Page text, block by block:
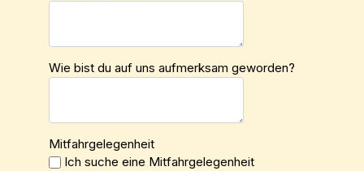
Wie bist du auf uns aufmerksam geworden?
Mitfahrgelegenheit
Ich suche eine Mitfahrgelegenheit